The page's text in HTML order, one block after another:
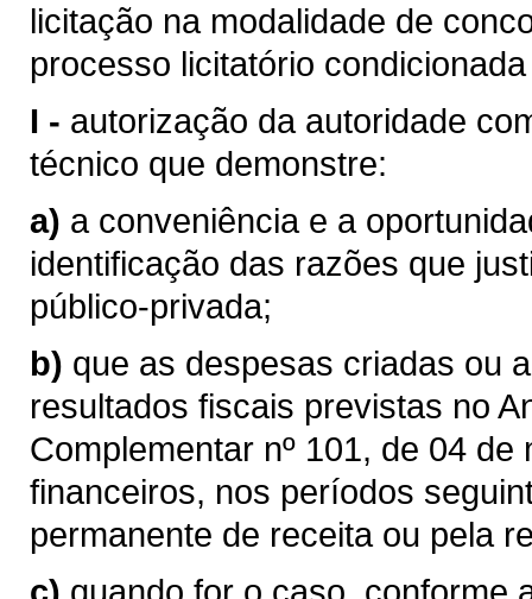
licitação na modalidade de
processo licitatório
I - autorização da autoridade
técnico que demonstre:
a) a conveniência e a
identificação das razões que
público-privada;
b) que as despesas criadas ou
resultados fiscais previstas no
Complementar nº 101, de 04
financeiros, nos períodos
permanente de receita ou pela